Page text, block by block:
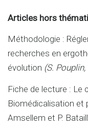
Articles hors
Méthodologie :
recherches en
évolution (S. Pouplin,
Fiche de lecture : Le
Biomédicalisation et
Amsellem et P.